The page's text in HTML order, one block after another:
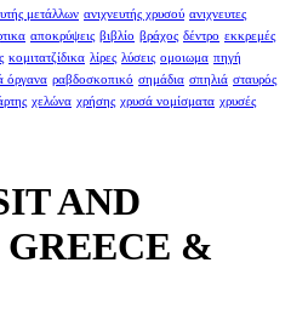
μετάλλων ανιχνευτής χρυσού ανιχνευτες
αποκρύψεις βιβλίο βράχος δέντρο εκκρεμές
κομιτατζίδικα λίρες λύσεις ομοιωμα πηγή
όργανα ραβδοσκοπικό σημάδια σπηλιά σταυρός
χελώνα χρήσης χρυσά νομίσματα χρυσές
AND
&